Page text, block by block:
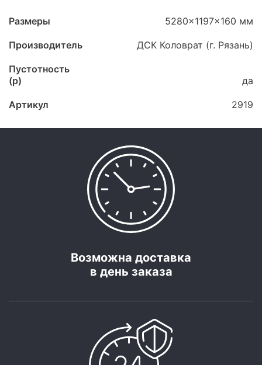
Размеры 5280x1197x160 мм
Производитель ДСК Коловрат (г. Рязань)
Пустотность
(p)
да
Артикул 2919
Возможна доставка
в день заказа